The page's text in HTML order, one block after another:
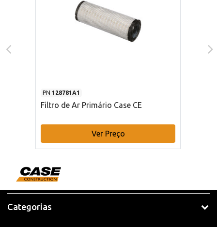
PN 128781A1
Filtro de Ar Primário Case CE
Ver Preço
Categorias